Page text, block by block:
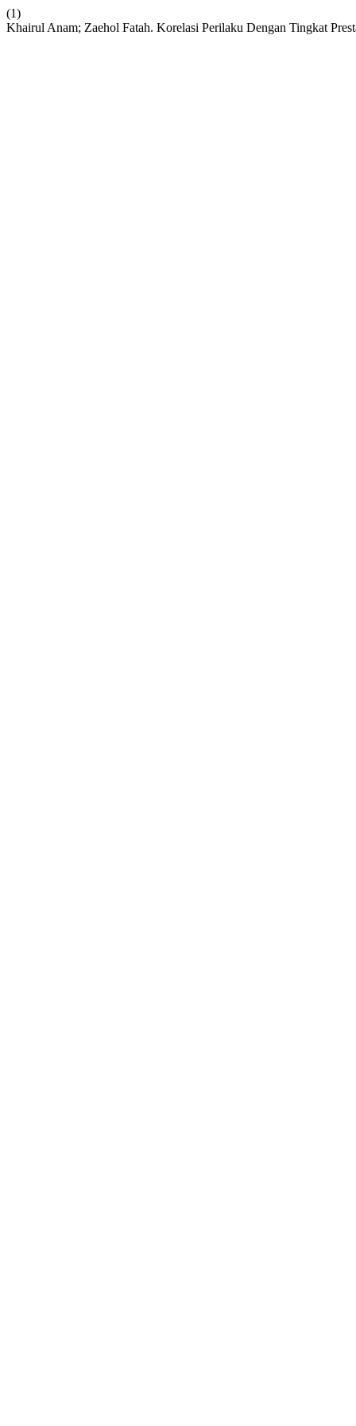
(1)
Khairul Anam; Zaehol Fatah. Korelasi Perilaku Dengan Tingkat